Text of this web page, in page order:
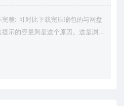
整: 可对比下载完压缩包的与网盘
提示的容量则是这个原因。这是浏